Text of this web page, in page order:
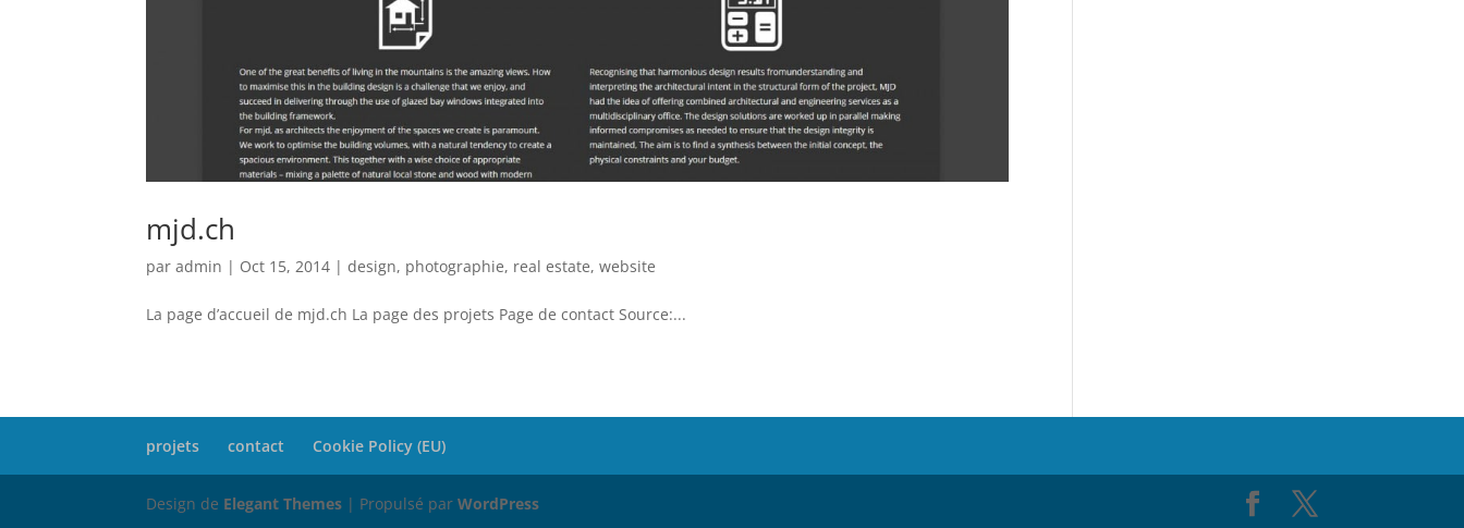
mjd.ch
paradmin | Oct 15, 2014 |design, photographie, real estate,website
La page d’accueil de mjd.ch La page des projets Page de contact Source:...
projets contact Cookie Policy (EU)
Design de Elegant Themes | Propulsé parWordPress